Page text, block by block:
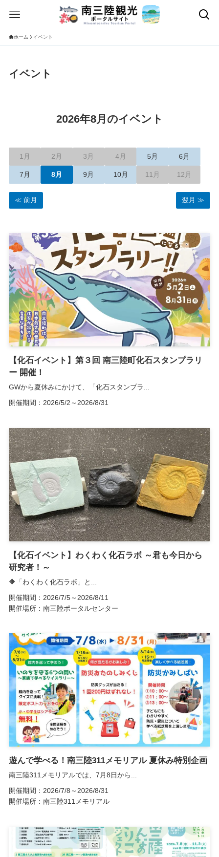
ホーム イベント
イベント
2026年8月のイベント
1月 2月 3月 4月 5月 6月
7月 8月 9月 10月 11月 12月
前月 翌月
【化石イベント】第３回 南三陸町化石スタンプラリ
ー 開催！
GWから夏休みにかけて、「化石スタンプラ...
開催期間：2026/5/2～2026/8/31
【化石イベント】わくわく化石ラボ ～君も今日から
研究者！～
🔶「わくわく化石ラボ」と...
開催期間：2026/7/5～2026/8/11
開催場所：南三陸ポータルセンター
遊んで学べる！南三陸311メモリアル 夏休み特別企画
南三陸311メモリアルでは、7月8日から...
開催期間：2026/7/8～2026/8/31
開催場所：南三陸311メモリアル